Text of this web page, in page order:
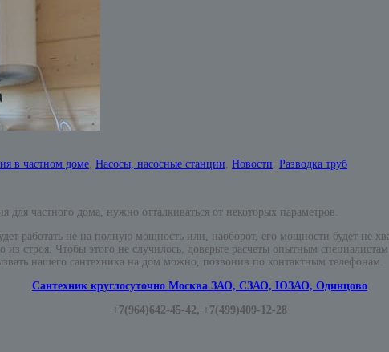
в частном доме, Насосы, насосные станции, Новости, Разводка труб
для частного дома, нужно отталкиваться от некоторых параметров.
работать не на полную мощность или, наоборот, его мощности будет не
из строя. Чтобы этого не случилось, доверьте расчеты опытным
нашего сантехника на дом можно, позвонив по контактным телефонам.
Сантехник круглосуточно Москва ЗАО, СЗАО, ЮЗАО, Одинцово
+7(964)642-45-42, +7(499)409-12-28